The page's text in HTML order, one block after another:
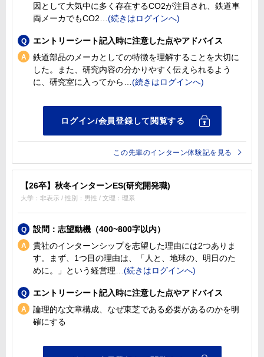
因として大気中に多く存在するCO2が注目され、鉄道車
両メーカでもCO2
エントリーシート記入時に注意した点やアドバイス
鉄道部品のメーカとしての特徴を理解することを大切に
した。また、研究内容の分かりやすく伝えられるよう
に、研究室に入ってから
この先輩のインターン体験記を見る
【26卒】秋冬インターンES(研究開発職)
大学：非表示 / 性別：男性 / 文理：理系
設問：志望動機（400~800字以内）
貴社のインターンシップを志望した理由には2つありま
す。まず、1つ目の理由は、「人と、地球の、明日のた
めに。」という経営理
エントリーシート記入時に注意した点やアドバイス
論理的な文章構成、なぜ東芝である必要があるのかを明
確にする